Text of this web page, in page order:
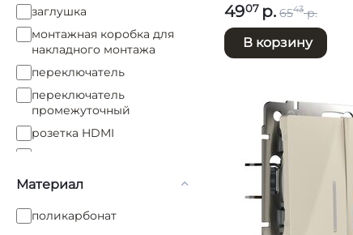
заглушка
монтажная коробка для
накладного монтажа
переключатель
переключатель
промежуточный
розетка HDMI
розетка RJ-11+RJ-45
розетка TV+RJ45
Материал
поликарбонат
4907 р. 6543 р.
В корзину